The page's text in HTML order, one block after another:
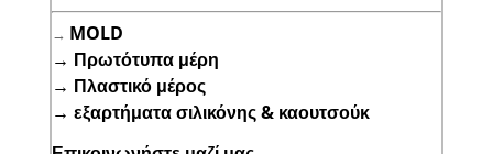
→ MOLD
→ Πρωτότυπα μέρη
→ Πλαστικό μέρος
→ εξαρτήματα σιλικόνης & καουτσούκ